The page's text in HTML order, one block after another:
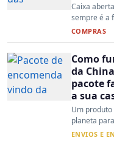
Caixa
sempre é a
COMPRAS
Como
da
pacote
a sua
Um
planeta
ENVIOS E